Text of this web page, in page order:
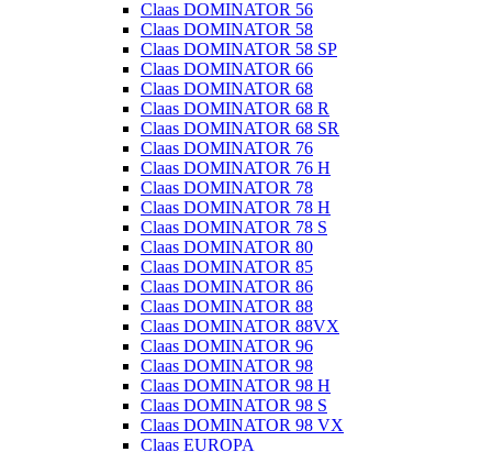
Claas DOMINATOR 56
Claas DOMINATOR 58
Claas DOMINATOR 58 SP
Claas DOMINATOR 66
Claas DOMINATOR 68
Claas DOMINATOR 68 R
Claas DOMINATOR 68 SR
Claas DOMINATOR 76
Claas DOMINATOR 76 H
Claas DOMINATOR 78
Claas DOMINATOR 78 H
Claas DOMINATOR 78 S
Claas DOMINATOR 80
Claas DOMINATOR 85
Claas DOMINATOR 86
Claas DOMINATOR 88
Claas DOMINATOR 88VX
Claas DOMINATOR 96
Claas DOMINATOR 98
Claas DOMINATOR 98 H
Claas DOMINATOR 98 S
Claas DOMINATOR 98 VX
Claas EUROPA